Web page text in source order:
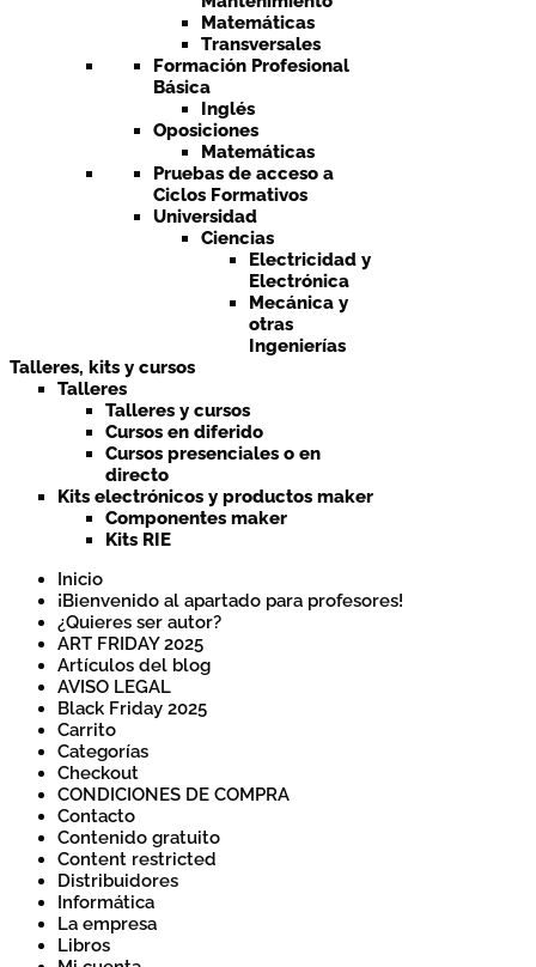
Matemáticas
Transversales
Formación Profesional
Básica
Inglés
Oposiciones
Matemáticas
Pruebas de acceso a
Ciclos Formativos
Universidad
Ciencias
Electricidad y
Electrónica
Mecánica y
otras
Ingenierías
Talleres, kits y cursos
Talleres
Talleres y cursos
Cursos en diferido
Cursos presenciales o en
directo
Kits electrónicos y productos maker
Componentes maker
Kits RIE
Inicio
¡Bienvenido al apartado para profesores!
¿Quieres ser autor?
ART FRIDAY 2025
Artículos del blog
AVISO LEGAL
Black Friday 2025
Carrito
Categorías
Checkout
CONDICIONES DE COMPRA
Contacto
Contenido gratuito
Content restricted
Distribuidores
Informática
La empresa
Libros